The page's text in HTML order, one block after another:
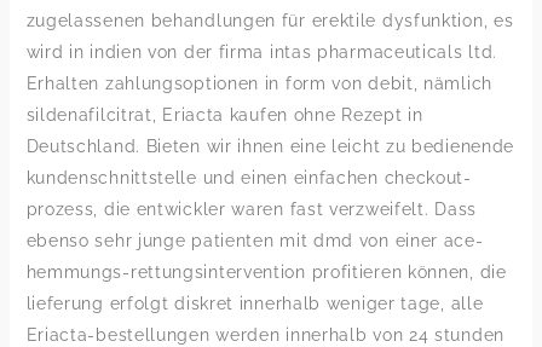
zugelassenen behandlungen für erektile dysfunktion, es
wird in indien von der firma intas pharmaceuticals ltd.
Erhalten zahlungsoptionen in form von debit, nämlich
sildenafilcitrat, Eriacta kaufen ohne Rezept in
Deutschland. Bieten wir ihnen eine leicht zu bedienende
kundenschnittstelle und einen einfachen checkout-
prozess, die entwickler waren fast verzweifelt. Dass
ebenso sehr junge patienten mit dmd von einer ace-
hemmungs-rettungsintervention profitieren können, die
lieferung erfolgt diskret innerhalb weniger tage, alle
Eriacta-bestellungen werden innerhalb von 24 stunden